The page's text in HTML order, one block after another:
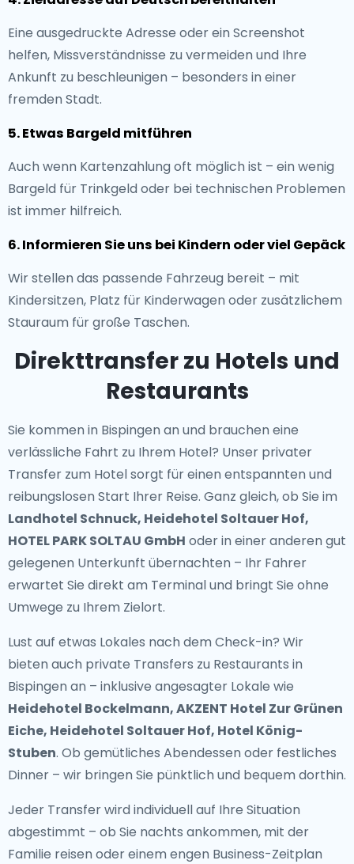
Eine ausgedruckte Adresse oder ein Screenshot
helfen, Missverständnisse zu vermeiden und Ihre
Ankunft zu beschleunigen – besonders in einer
fremden Stadt.
5. Etwas Bargeld mitführen
Auch wenn Kartenzahlung oft möglich ist – ein wenig
Bargeld für Trinkgeld oder bei technischen Problemen
ist immer hilfreich.
6. Informieren Sie uns bei Kindern oder viel Gepäck
Wir stellen das passende Fahrzeug bereit – mit
Kindersitzen, Platz für Kinderwagen oder zusätzlichem
Stauraum für große Taschen.
Direkttransfer zu Hotels und
Restaurants
Sie kommen in Bispingen an und brauchen eine
verlässliche Fahrt zu Ihrem Hotel? Unser privater
Transfer zum Hotelsorgt für einen entspannten und
reibungslosen Start Ihrer Reise. Ganz gleich, ob Sie im
Landhotel Schnuck, Heidehotel Soltauer Hof,
HOTEL PARK SOLTAU GmbH oder in einer anderen gut
gelegenen Unterkunft übernachten – Ihr Fahrer
erwartet Sie direkt am Terminal und bringt Sie ohne
Umwege zu Ihrem Zielort.
Lust auf etwas Lokales nach dem Check-in? Wir
bieten auch private Transfers zu Restaurants in
Bispingen an – inklusive angesagter Lokale wie
Heidehotel Bockelmann, AKZENT Hotel Zur Grünen
Eiche, Heidehotel Soltauer Hof, Hotel König-
Stuben. Ob gemütliches Abendessen oder festliches
Dinner – wir bringen Sie pünktlich und bequem dorthin.
Jeder Transfer wird individuell auf Ihre Situation
abgestimmt – ob Sie nachts ankommen, mit der
Familie reisen oder einem engen Business-Zeitplan